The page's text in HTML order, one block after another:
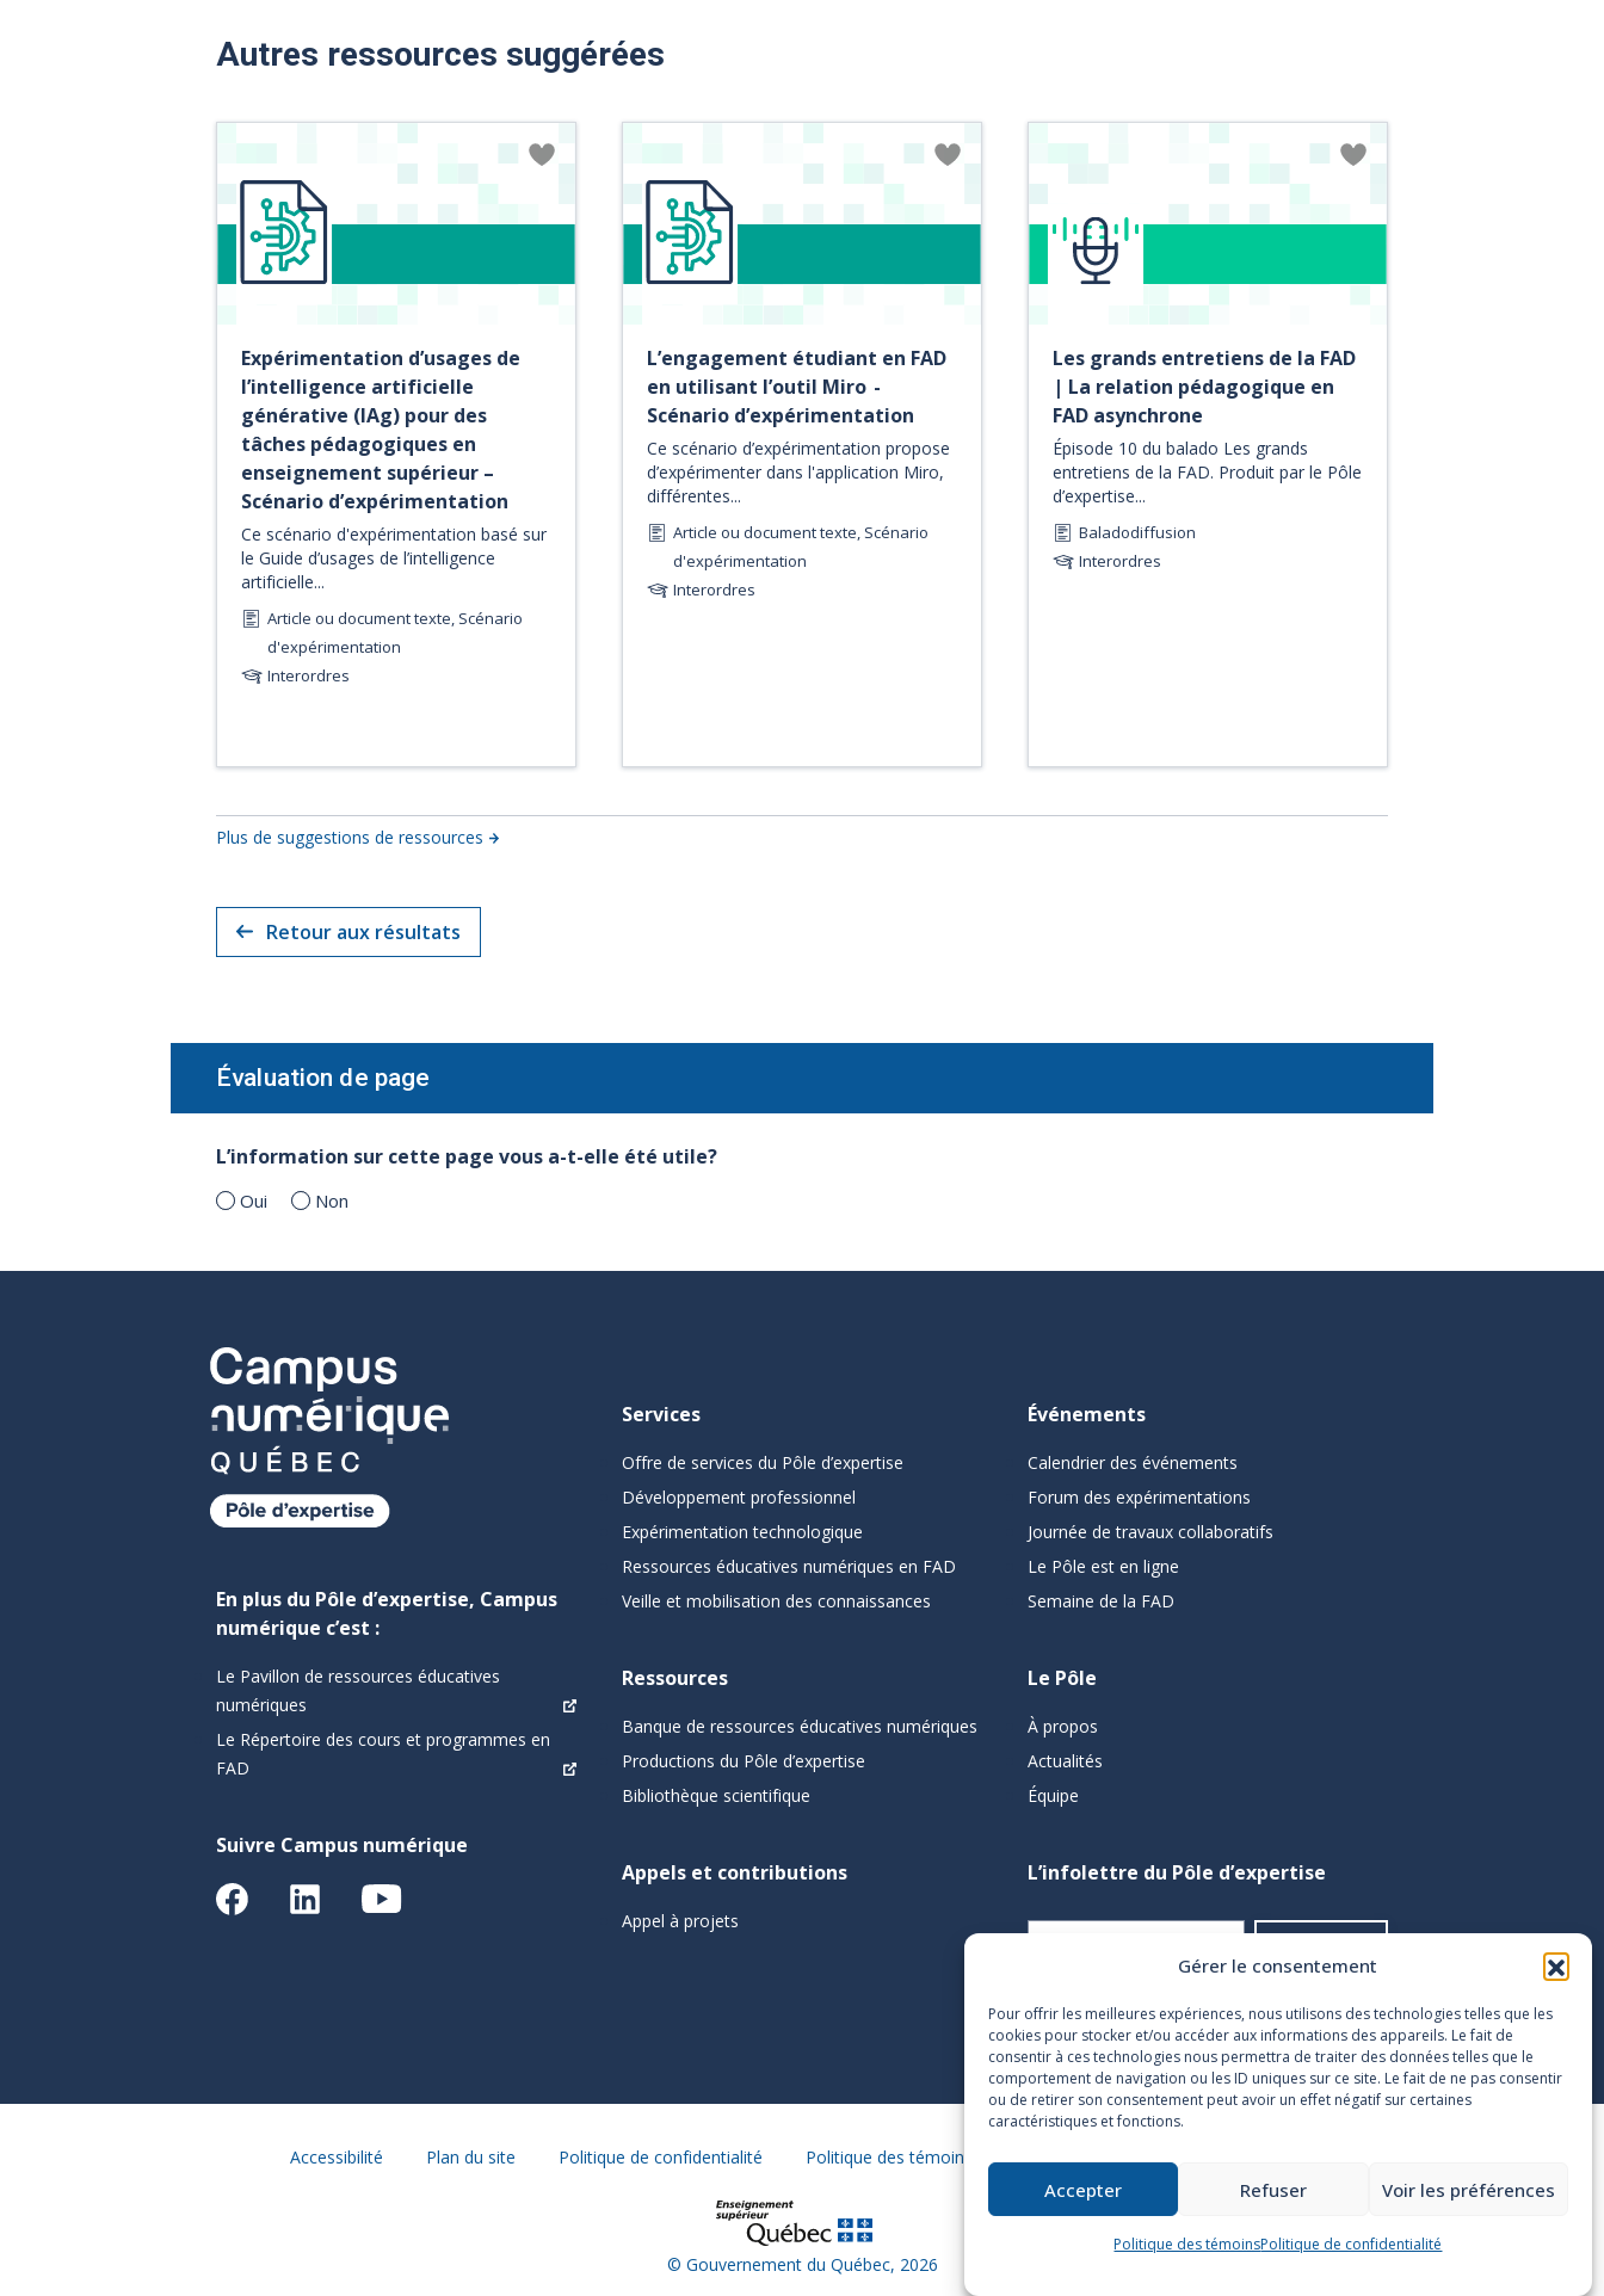
Gérer le consentement
Pour offrir les meilleures expériences, nous utilisons des technologies telles que les
cookies pour stocker et/ou accéder aux informations des appareils. Le fait de
consentir à ces technologies nous permettra de traiter des données telles que le
comportement de navigation ou les ID uniques sur ce site. Le fait de ne pas consentir
ou de retirer son consentement peut avoir un effet négatif sur certaines
caractéristiques et fonctions.
Accepter Refuser Voir les préférences
Politique des témoinsPolitique de confidentialité
Autres ressources suggérées
Expérimentation d’usages de
l’intelligence artificielle
générative (IAg) pour des
tâches pédagogiques en
enseignement supérieur –
Scénario d’expérimentation
Ce scénario d'expérimentation basé sur
le Guide d’usages de l’intelligence
artificielle...
Article ou document texte, Scénario
d'expérimentation
Interordres
L’engagement étudiant en FAD
en utilisant l’outil Miro -
Scénario d’expérimentation
Ce scénario d’expérimentation propose
d’expérimenter dans l'application Miro,
différentes...
Article ou document texte, Scénario
d'expérimentation
Interordres
Les grands entretiens de la FAD
| La relation pédagogique en
FAD asynchrone
Épisode 10 du balado Les grands
entretiens de la FAD. Produit par le Pôle
d’expertise...
Baladodiffusion
Interordres
Plus de suggestions de ressources
Retour aux résultats
Évaluation de page
L’information sur cette page vous a-t-elle été utile?
Oui Non
En plus du Pôle d’expertise, Campus
numérique c’est :
Le Pavillon de ressources éducatives
numériques
Le Répertoire des cours et programmes en
FAD
Suivre Campus numérique
Services
Offre de services du Pôle d’expertise
Développement professionnel
Expérimentation technologique
Ressources éducatives numériques en FAD
Veille et mobilisation des connaissances
Ressources
Banque de ressources éducatives numériques
Productions du Pôle d’expertise
Bibliothèque scientifique
Appels et contributions
Appel à projets
Événements
Calendrier des événements
Forum des expérimentations
Journée de travaux collaboratifs
Le Pôle est en ligne
Semaine de la FAD
Le Pôle
À propos
Actualités
Équipe
L’infolettre du Pôle d’expertise
Accessibilité Plan du site Politique de confidentialité Politique des témoins
© Gouvernement du Québec, 2026